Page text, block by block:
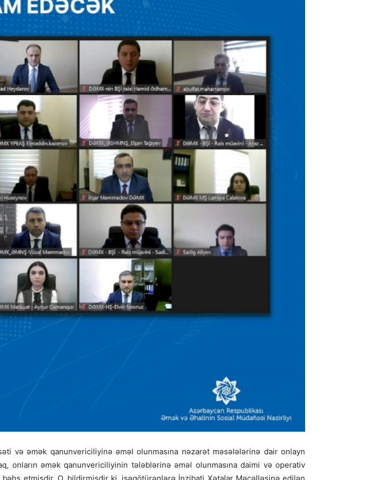
və əmək qanunvericiliyinə əməl olunmasına nəzarət məsələlərinə dair onlayn
onların əmək qanunvericiliyinin tələblərinə əməl olunmasına daimi və operativ